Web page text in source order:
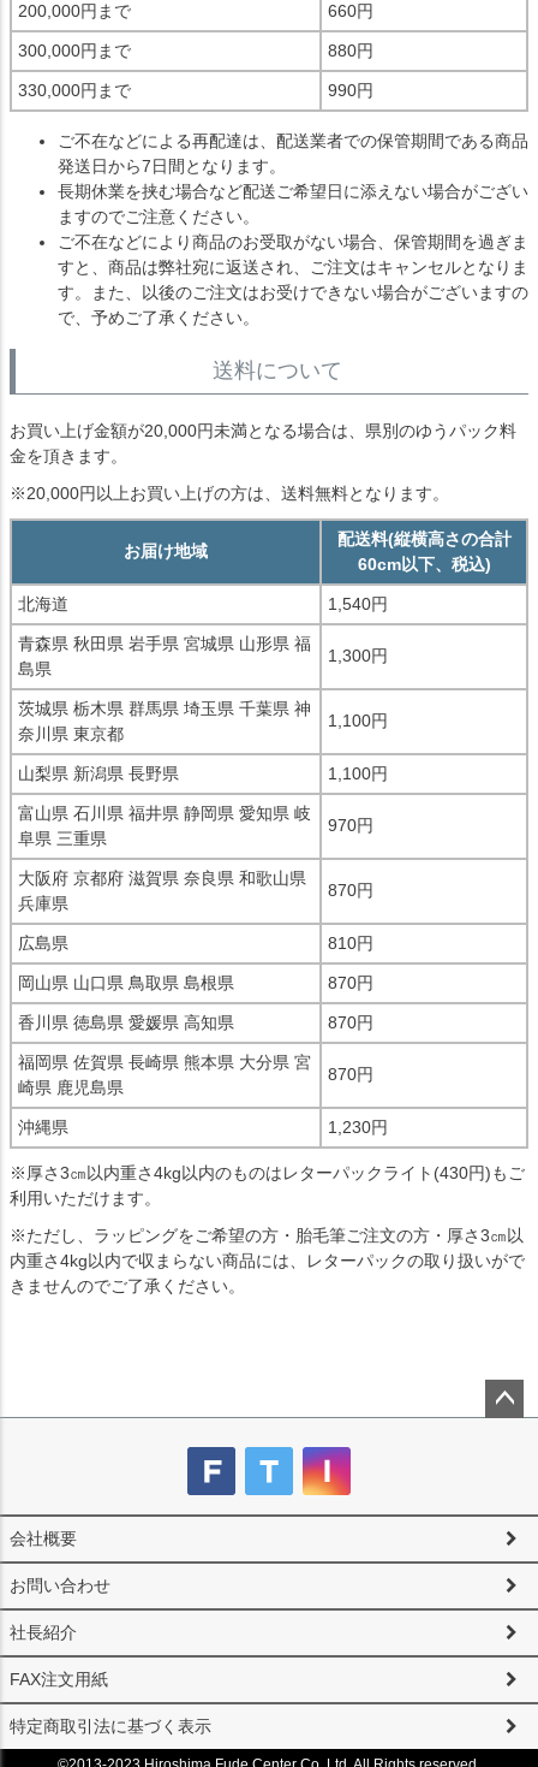
200,000円まで 660円
300,000円まで 880円
330,000円まで 990円
ご不在などによる再配達は、配送業者での保管期間である商品
発送日から7日間となります。
長期休業を挟む場合など配送ご希望日に添えない場合がござい
ますのでご注意ください。
ご不在などにより商品のお受取がない場合、保管期間を過ぎま
すと、商品は弊社宛に返送され、ご注文はキャンセルとなりま
す。また、以後のご注文はお受けできない場合がございますの
で、予めご了承ください。
送料について
お買い上げ金額が20,000円未満となる場合は、県別のゆうパック料
金を頂きます。
※20,000円以上お買い上げの方は、送料無料となります。
お届け地域
配送料(縦横高さの合計
60cm以下、税込)
北海道 1,540円
青森県 秋田県 岩手県 宮城県 山形県 福
島県
1,300円
茨城県 栃木県 群馬県 埼玉県 千葉県 神
奈川県 東京都
1,100円
山梨県 新潟県 長野県 1,100円
富山県 石川県 福井県 静岡県 愛知県 岐
阜県 三重県
970円
大阪府 京都府 滋賀県 奈良県 和歌山県
兵庫県
870円
広島県 810円
岡山県 山口県 鳥取県 島根県 870円
香川県 徳島県 愛媛県 高知県 870円
福岡県 佐賀県 長崎県 熊本県 大分県 宮
崎県 鹿児島県
870円
沖縄県 1,230円
※厚さ3㎝以内重さ4kg以内のものはレターパックライト(430円)もご
利用いただけます。
※ただし、ラッピングをご希望の方・胎毛筆ご注文の方・厚さ3㎝以
内重さ4kg以内で収まらない商品には、レターパックの取り扱いがで
きませんのでご了承ください。
会社概要
お問い合わせ
社長紹介
FAX注文用紙
特定商取引法に基づく表示